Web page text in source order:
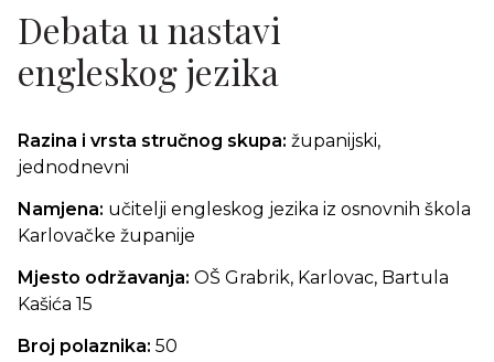
Debata u nastavi
engleskog jezika
Razina i vrsta stručnog skupa: županijski,
jednodnevni
Namjena: učitelji engleskog jezika iz osnovnih škola
Karlovačke županije
Mjesto održavanja: OŠ Grabrik, Karlovac, Bartula
Kašića 15
Broj polaznika: 50